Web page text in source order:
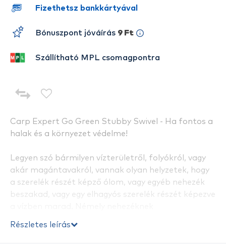
Carp Expert Go Green Stubby Swivel - Ha fontos a
halak és a környezet védelme!
Legyen szó bármilyen vízterületről, folyókról, vagy
akár magántavakról, vannak olyan helyzetek, hogy
a szerelék részét képző ólom, vagy egyéb nehezék
beszakad, vagy egy elhagyós szerelék részét képezve
Részletes leírás
Fizethetsz bankkártyával
Bónuszpont jóváírás 9 Ft
Szállítható MPL csomagpontra